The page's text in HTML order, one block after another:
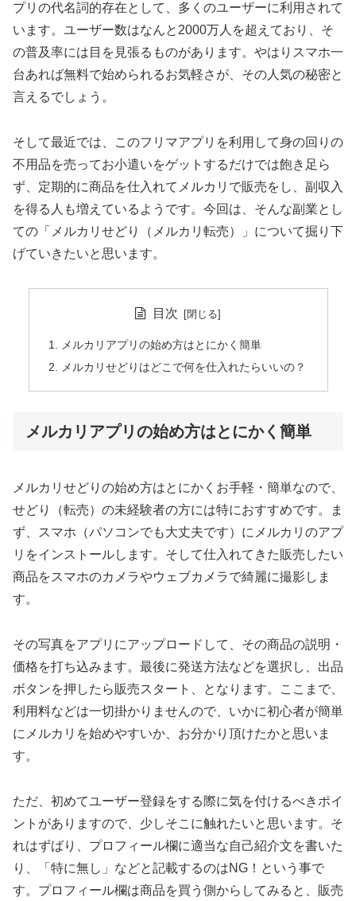
プリの代名詞的存在として、多くのユーザーに利用されて
います。ユーザー数はなんと2000万人を超えており、そ
の普及率には目を見張るものがあります。やはりスマホ一
台あれば無料で始められるお気軽さが、その人気の秘密と
言えるでしょう。
そして最近では、このフリマアプリを利用して身の回りの
不用品を売ってお小遣いをゲットするだけでは飽き足ら
ず、定期的に商品を仕入れてメルカリで販売をし、副収入
を得る人も増えているようです。今回は、そんな副業とし
ての「メルカリせどり（メルカリ転売）」について掘り下
げていきたいと思います。
目次
メルカリアプリの始め方はとにかく簡単
メルカリせどりはどこで何を仕入れたらいいの？
メルカリアプリの始め方はとにかく簡単
メルカリせどりの始め方はとにかくお手軽・簡単なので、
せどり（転売）の未経験者の方には特におすすめです。ま
ず、スマホ（パソコンでも大丈夫です）にメルカリのアプ
リをインストールします。そして仕入れてきた販売したい
商品をスマホのカメラやウェブカメラで綺麗に撮影しま
す。
その写真をアプリにアップロードして、その商品の説明・
価格を打ち込みます。最後に発送方法などを選択し、出品
ボタンを押したら販売スタート、となります。ここまで、
利用料などは一切掛かりませんので、いかに初心者が簡単
にメルカリを始めやすいか、お分かり頂けたかと思いま
す。
ただ、初めてユーザー登録をする際に気を付けるべきポイ
ントがありますので、少しそこに触れたいと思います。そ
れはずばり、プロフィール欄に適当な自己紹介文を書いた
り、「特に無し」などと記載するのはNG！という事で
す。プロフィール欄は商品を買う側からしてみると、販売